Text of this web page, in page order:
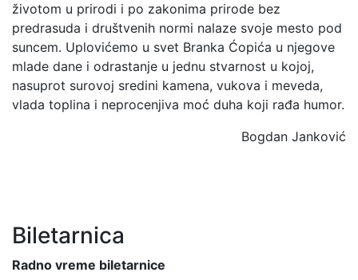
životom u prirodi i po zakonima prirode bez
predrasuda i društvenih normi nalaze svoje mesto pod
suncem. Uplovićemo u svet Branka Ćopića u njegove
mlade dane i odrastanje u jednu stvarnost u kojoj,
nasuprot surovoj sredini kamena, vukova i meveda,
vlada toplina i neprocenjiva moć duha koji rađa humor.
Bogdan Janković
Biletarnica
Radno vreme biletarnice